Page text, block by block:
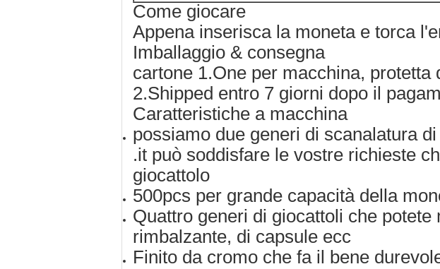
Come giocare
Appena inserisca la moneta e torca
Imballaggio & consegna
cartone 1.One per macchina,
2.Shipped entro 7 giorni dopo il
Caratteristiche a macchina
possiamo due generi di scanalatura
.it può soddisfare le vostre richieste
giocattolo
500pcs per grande capacità della
Quattro generi di giocattoli che
rimbalzante, di capsule ecc
Finito da cromo che fa il bene